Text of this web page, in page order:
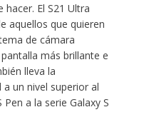
El S21 Ultra
aquellos que quieren
de cámara
más brillante e
lleva la
un nivel superior al
a la serie Galaxy S